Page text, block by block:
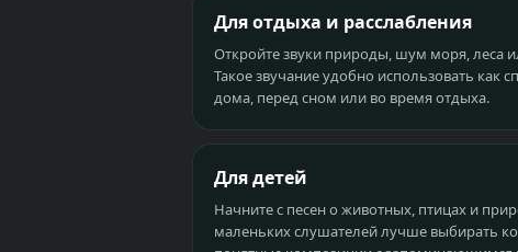
Для отдыха и расслабления
Откройте звуки природы, шум моря, леса
Такое звучание удобно использовать как
дома, перед сном или во время отдыха.
Для детей
Начните с песен о животных, птицах и
маленьких слушателей лучше выбирать